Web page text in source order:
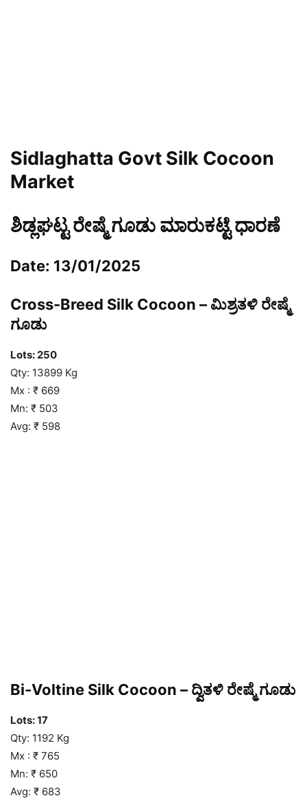
Sidlaghatta Govt Silk Cocoon
Market
ಶಿಡ್ಲಘಟ್ಟ ರೇಷ್ಮೆ ಗೂಡು ಮಾರುಕಟ್ಟೆ ಧಾರಣೆ
Date: 13/01/2025
Cross-Breed Silk Cocoon – ಮಿಶ್ರತಳಿ ರೇಷ್ಮೆ
ಗೂಡು
Lots: 250
Qty: 13899 Kg
Mx : ₹ 669
Mn: ₹ 503
Avg: ₹ 598
Bi-Voltine Silk Cocoon – ದ್ವಿತಳಿ ರೇಷ್ಮೆ ಗೂಡು
Lots: 17
Qty: 1192 Kg
Mx : ₹ 765
Mn: ₹ 650
Avg: ₹ 683